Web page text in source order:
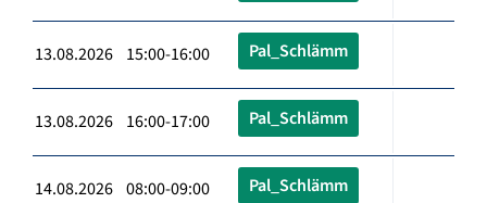
13.08.2026 15:00-16:00 Pal_Schlämm
13.08.2026 16:00-17:00 Pal_Schlämm
14.08.2026 08:00-09:00 Pal_Schlämm